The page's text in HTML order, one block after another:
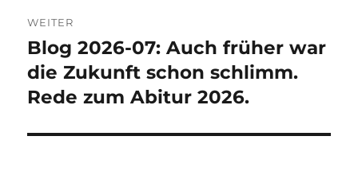
:WEITER
Nächster
Beitrag:
Blog 2026-07: Auch früher war
die Zukunft schon schlimm.
Rede zum Abitur 2026.